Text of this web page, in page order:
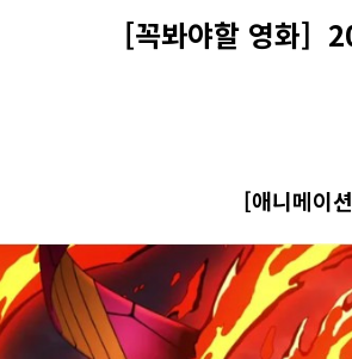
[꼭봐야할 영화]
[애니메이